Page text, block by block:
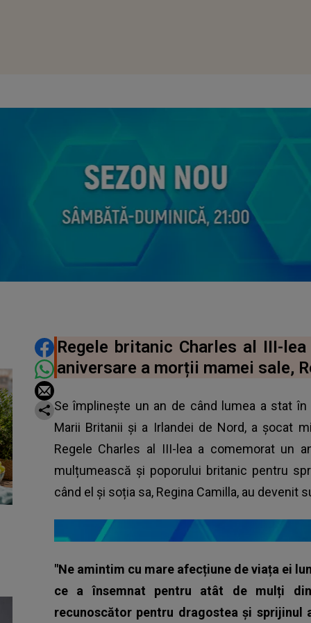
DISTRIBUIE ARTICOLUL
Regele britanic Charles al III-
aniversare a morții mamei sale,
Se împlinește un an de când lumea a stat
Marii Britanii și a Irlandei de Nord, a șocat
Regele Charles al III-lea a comemorat un
mulțumească și poporului britanic pentru
când el și soția sa, Regina Camilla, au devenit
"Ne amintim cu mare afecțiune de viața ei
ce a însemnat pentru atât de mulți
recunoscător pentru dragostea și